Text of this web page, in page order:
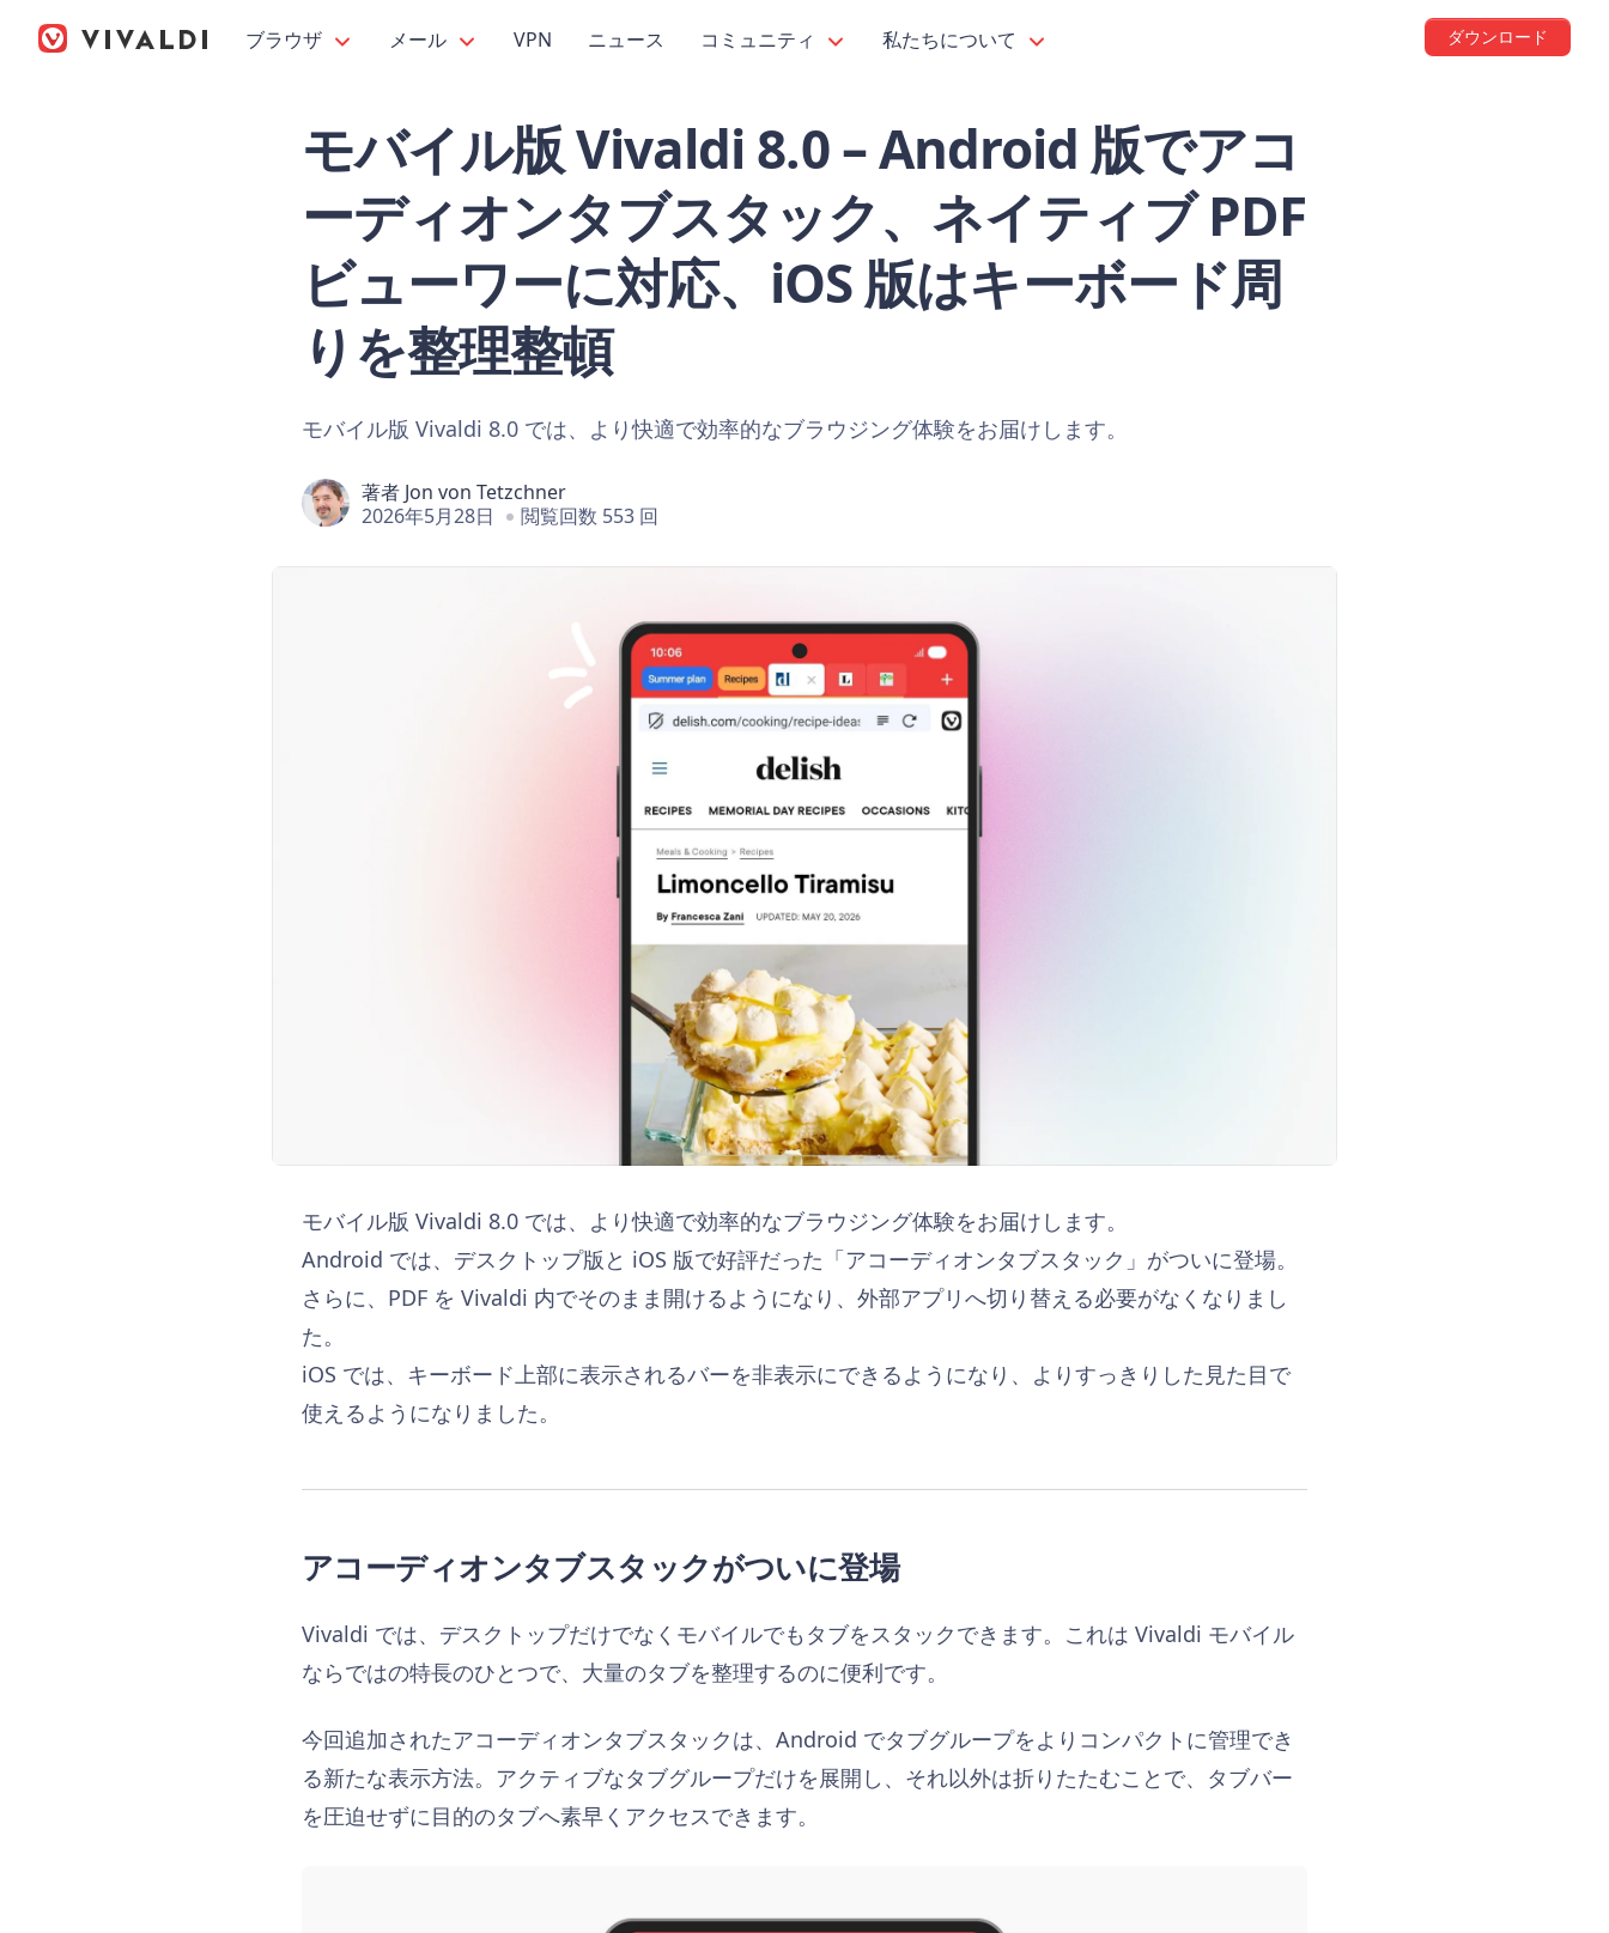
ブラウザ メール VPN ニュース コミュニティ 私たちについて ダウンロード
モバイル版 Vivaldi 8.0 – Android 版でアコ
ーディオンタブスタック、ネイティブ PDF
ビューワーに対応、iOS 版はキーボード周
りを整理整頓
モバイル版 Vivaldi 8.0 では、より快適で効率的なブラウジング体験をお届けします。
著者 Jon von Tetzchner
2026年5月28日
閲覧回数 553 回
モバイル版 Vivaldi 8.0 では、より快適で効率的なブラウジング体験をお届けします。
Android では、デスクトップ版と iOS 版で好評だった「アコーディオンタブスタック」がついに登場。
さらに、PDF を Vivaldi 内でそのまま開けるようになり、外部アプリへ切り替える必要がなくなりまし
た。
iOS では、キーボード上部に表示されるバーを非表示にできるようになり、よりすっきりした見た目で
使えるようになりました。
アコーディオンタブスタックがついに登場
Vivaldi では、デスクトップだけでなくモバイルでもタブをスタックできます。これは Vivaldi モバイル
ならではの特長のひとつで、大量のタブを整理するのに便利です。
今回追加されたアコーディオンタブスタックは、Android でタブグループをよりコンパクトに管理でき
る新たな表示方法。アクティブなタブグループだけを展開し、それ以外は折りたたむことで、タブバー
を圧迫せずに目的のタブへ素早くアクセスできます。